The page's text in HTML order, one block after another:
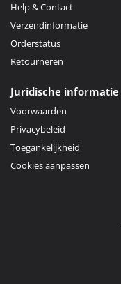
Help & Contact
Verzendinformatie
Orderstatus
Retourneren
Juridische informatie
Voorwaarden
Privacybeleid
Toegankelijkheid
Cookies aanpassen